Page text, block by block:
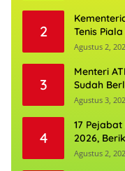
2
Tenis
Agustus 2,
3
Menteri
Sudah
Agustus 3,
4
17
2026,
Agustus 2,